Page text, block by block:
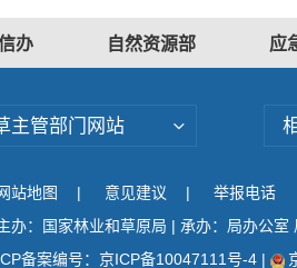
办 自然资源部 应
主管部门网站
站地图 | 意见建议 |
举报电话
办：国家林业和草原局 | 承办：局办公
备案编号：京ICP备10047111号-4 |